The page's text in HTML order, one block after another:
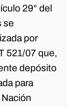
29° del
se
por
521/07 que,
depósito
para